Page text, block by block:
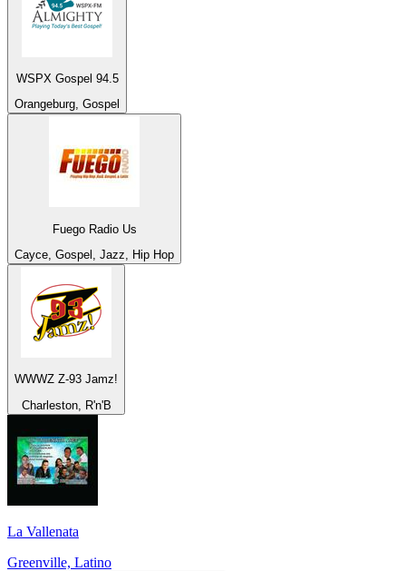
WSPX Gospel 94.5
Orangeburg, Gospel
Fuego Radio Us
Cayce, Gospel, Jazz, Hip Hop
WWWZ Z-93 Jamz!
Charleston, R'n'B
La Vallenata
Greenville, Latino